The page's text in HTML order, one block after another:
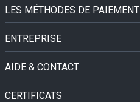
LES MÉTHODES DE PAIEMENT
ENTREPRISE
AIDE & CONTACT
CERTIFICATS